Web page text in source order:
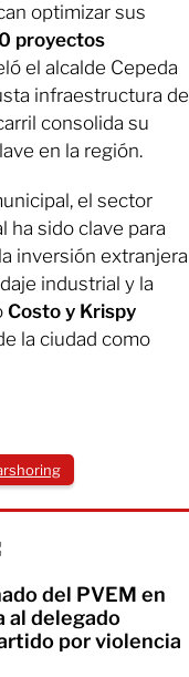
optimizar sus
proyectos
el alcalde Cepeda
infraestructura de
consolida su
en la región.
el sector
ha sido clave para
inversión extranjera
industrial y la
Costo y Krispy
la ciudad como
del PVEM en
al delegado
por violencia